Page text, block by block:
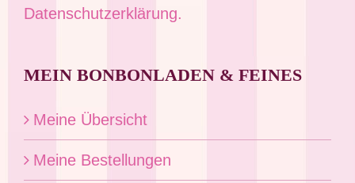
Datenschutzerklärung.
MEIN BONBONLADEN & FEINES
Meine Übersicht
Meine Bestellungen